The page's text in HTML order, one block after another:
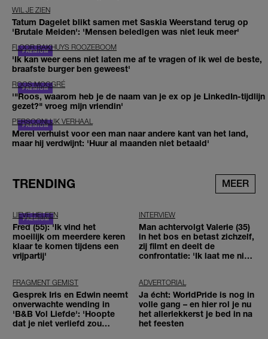
WIL JE ZIEN
Tatum Dagelet blikt samen met Saskia Weerstand terug op
'Brutale Meiden': 'Mensen beledigen was niet leuk meer'
FLOOR BAKHUYS ROOZEBOOM
'Ik kan weer eens niet laten me af te vragen of ik wel de beste,
braafste burger ben geweest'
ROOS MOGGRÉ
'"Roos, waarom heb je de naam van je ex op je LinkedIn-tijdlijn
gezet?" vroeg mijn vriendin'
PERSOONLIJK VERHAAL
Merel verhuist voor een man naar andere kant van het land,
maar hij verdwijnt: 'Huur al maanden niet betaald'
TRENDING MEER
LIEVE HELEEN
Fred (55): 'Ik vind het
moeilijk om meerdere keren
klaar te komen tijdens een
vrijpartij'
INTERVIEW
Man achtervolgt Valerie (35)
in het bos en betast zichzelf,
zij filmt en deelt de
confrontatie: 'Ik laat me niet
FRAGMENT GEMIST
Gesprek Iris en Edwin neemt
onverwachte wending in
'B&B Vol Liefde': 'Hoopte
dat je niet verliefd zou
ADVERTORIAL
Ja écht: WorldPride is nog in
volle gang – en hier rol je nu
het allerlekkerst je bed in na
het feesten